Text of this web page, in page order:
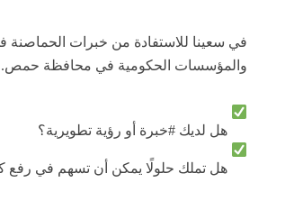
في سعينا للاستفادة من خبرات الحماصنة
والمؤسسات الحكومية في محافظة حمص.
هل لديك #خبرة أو رؤية تطويرية؟
هل تملك حلولًا يمكن أن تسهم في رفع